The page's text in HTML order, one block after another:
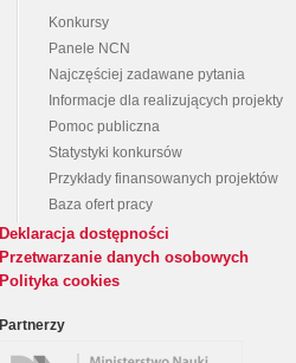
Konkursy
Panele NCN
Najczęściej zadawane pytania
Informacje dla realizujących projekty
Pomoc publiczna
Statystyki konkursów
Przykłady finansowanych projektów
Baza ofert pracy
Deklaracja dostępności
Przetwarzanie danych osobowych
Polityka cookies
Partnerzy